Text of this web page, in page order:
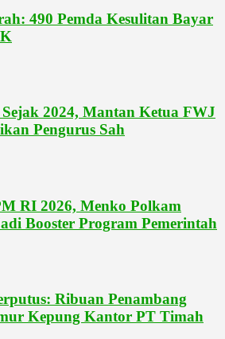
490 Pemda Kesulitan Bayar
2024, Mantan Ketua FWJ
Pengurus Sah
RI 2026, Menko Polkam
Booster Program Pemerintah
Ribuan Penambang
Kepung Kantor PT Timah